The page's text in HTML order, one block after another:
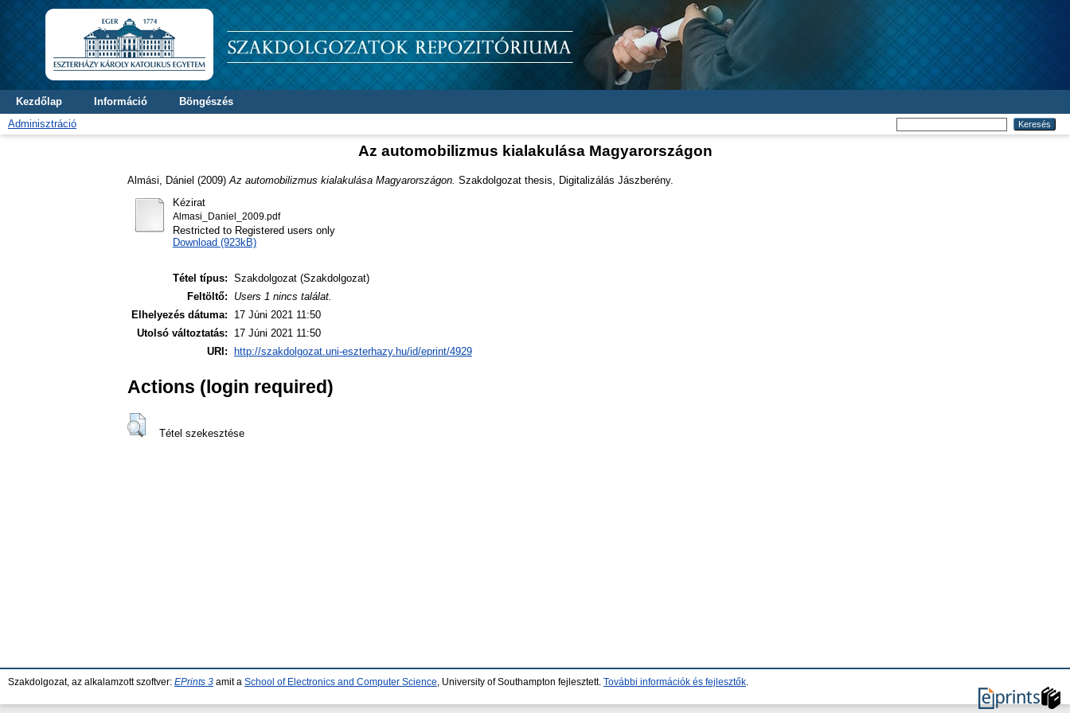
Kezdőlap Információ
Böngészés
Adminisztráció
Az automobilizmus kialakulása Magyarországon
Almási, Dániel (2009) Az automobilizmus kialakulása Magyarországon. Szakdolgozat thesis, Digitalizálás Jászberény.
Kézirat
Almasi_Daniel_2009.pdf
Restricted to Registered users only
Download (923kB)
Tétel típus: Szakdolgozat (Szakdolgozat)
Feltöltő:
Users 1 nincs találat.
Elhelyezés dátuma:
17 Júni 2021 11:50
Utolsó változtatás:
17 Júni 2021 11:50
URI:
http://szakdolgozat.uni-eszterhazy.hu/id/eprint/4929
Actions (login required)
Tétel szekesztése
Szakdolgozat, az alkalamzott szoftver: EPrints 3 amit a School of Electronics and Computer Science , University of Southampton fejlesztett. További információk és fejlesztők